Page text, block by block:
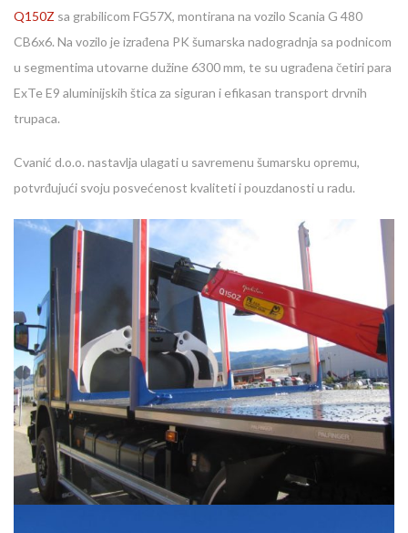
Q150Z sa grabilicom FG57X, montirana na vozilo Scania G 480
CB6x6. Na vozilo je izrađena PK šumarska nadogradnja sa podnicom
u segmentima utovarne dužine 6300 mm, te su ugrađena četiri para
ExTe E9 aluminijskih štica za siguran i efikasan transport drvnih
trupaca.
Cvanić d.o.o. nastavlja ulagati u savremenu šumarsku opremu,
potvrđujući svoju posvećenost kvaliteti i pouzdanosti u radu.